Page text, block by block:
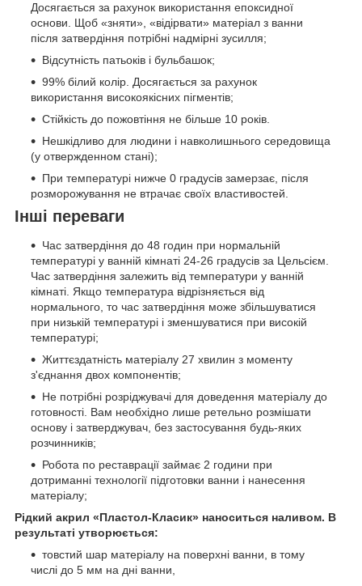
Досягається за рахунок використання епоксидної
основи. Щоб «зняти», «відірвати» матеріал з ванни
після затвердіння потрібні надмірні зусилля;
Відсутність патьоків і бульбашок;
99% білий колір. Досягається за рахунок
використання високоякісних пігментів;
Стійкість до пожовтіння не більше 10 років.
Нешкідливо для людини і навколишнього середовища
(у отвержденном стані);
При температурі нижче 0 градусів замерзає, після
розморожування не втрачає своїх властивостей.
Інші переваги
Час затвердіння до 48 годин при нормальній
температурі у ванній кімнаті 24-26 градусів за Цельсієм.
Час затвердіння залежить від температури у ванній
кімнаті. Якщо температура відрізняється від
нормального, то час затвердіння може збільшуватися
при низькій температурі і зменшуватися при високій
температурі;
Життєздатність матеріалу 27 хвилин з моменту
з'єднання двох компонентів;
Не потрібні розріджувачі для доведення матеріалу до
готовності. Вам необхідно лише ретельно розмішати
основу і затверджувач, без застосування будь-яких
розчинників;
Робота по реставрації займає 2 години при
дотриманні технології підготовки ванни і нанесення
матеріалу;
Рідкий акрил «Пластол-Класик» наноситься наливом. В
результаті утворюється:
товстий шар матеріалу на поверхні ванни, в тому
числі до 5 мм на дні ванни,